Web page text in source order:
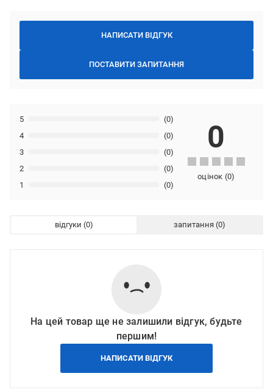
НАПИСАТИ ВІДГУК
ПОСТАВИТИ ЗАПИТАННЯ
1 (0)
2 (0)
3 (0)
4 (0)
5 (0)
0
оцінок (0)
відгуки запитання
На цей товар ще не залишили відгук, будьте
першим!
НАПИСАТИ ВІДГУК